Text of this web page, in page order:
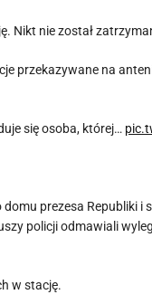
Nikt nie został
przekazywane na
się osoba, której…
prezesa Republiki i
policji odmawiali
w stację.